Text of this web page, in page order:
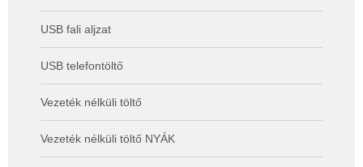
USB fali aljzat
USB telefontöltő
Vezeték nélküli töltő
Vezeték nélküli töltő NYÁK